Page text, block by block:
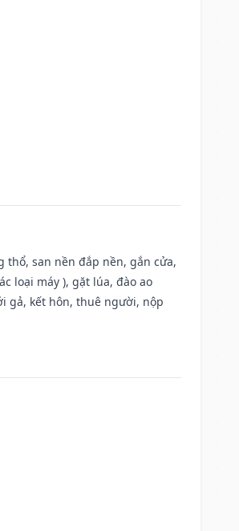
thổ, san nền đắp nền, gắn cửa,
loại máy ), gặt lúa, đào ao
gả, kết hôn, thuê người, nộp